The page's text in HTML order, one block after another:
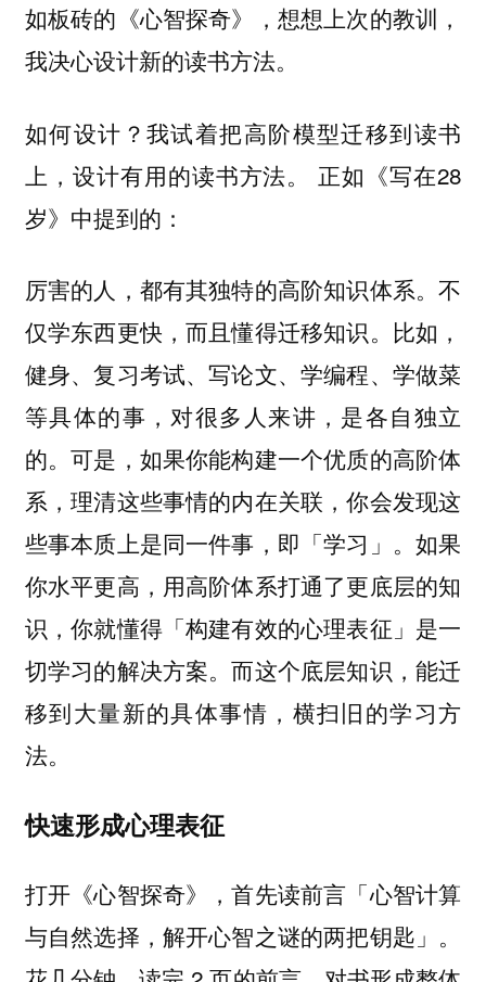
如板砖的《心智探奇》，想想上次的教训，
我决心设计新的读书方法。
如何设计？我试着把高阶模型迁移到读书
上，设计有用的读书方法。 正如《写在28
岁》中提到的：
厉害的人，都有其独特的高阶知识体系。不
仅学东西更快，而且懂得迁移知识。比如，
健身、复习考试、写论文、学编程、学做菜
等具体的事，对很多人来讲，是各自独立
的。可是，如果你能构建一个优质的高阶体
系，理清这些事情的内在关联，你会发现这
些事本质上是同一件事，即「学习」。如果
你水平更高，用高阶体系打通了更底层的知
识，你就懂得「构建有效的心理表征」是一
切学习的解决方案。而这个底层知识，能迁
移到大量新的具体事情，横扫旧的学习方
法。
快速形成心理表征
打开《心智探奇》，首先读前言「心智计算
与自然选择，解开心智之谜的两把钥匙」。